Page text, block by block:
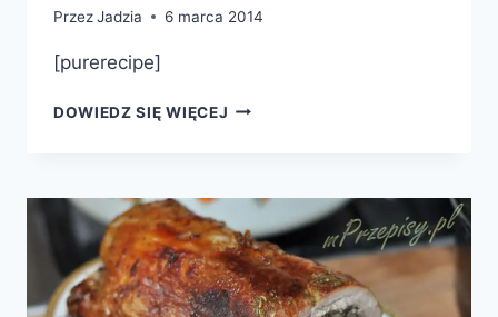
PrzezJadzia 6 marca 2014
[purerecipe]
DOWIEDZ SIĘ WIĘCEJ UDKA